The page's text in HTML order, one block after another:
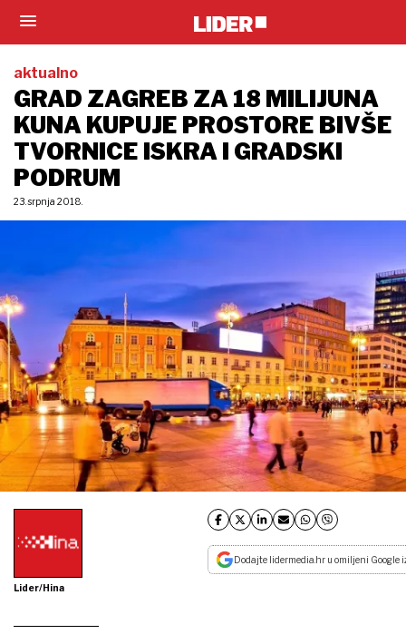
aktualno
GRAD ZAGREB ZA 18 MILIJUNA
KUNA KUPUJE PROSTORE BIVŠE
TVORNICE ISKRA I GRADSKI
PODRUM
23. srpnja 2018.
Lider/Hina
Dodajte lidermedia.hr u omiljeni Google